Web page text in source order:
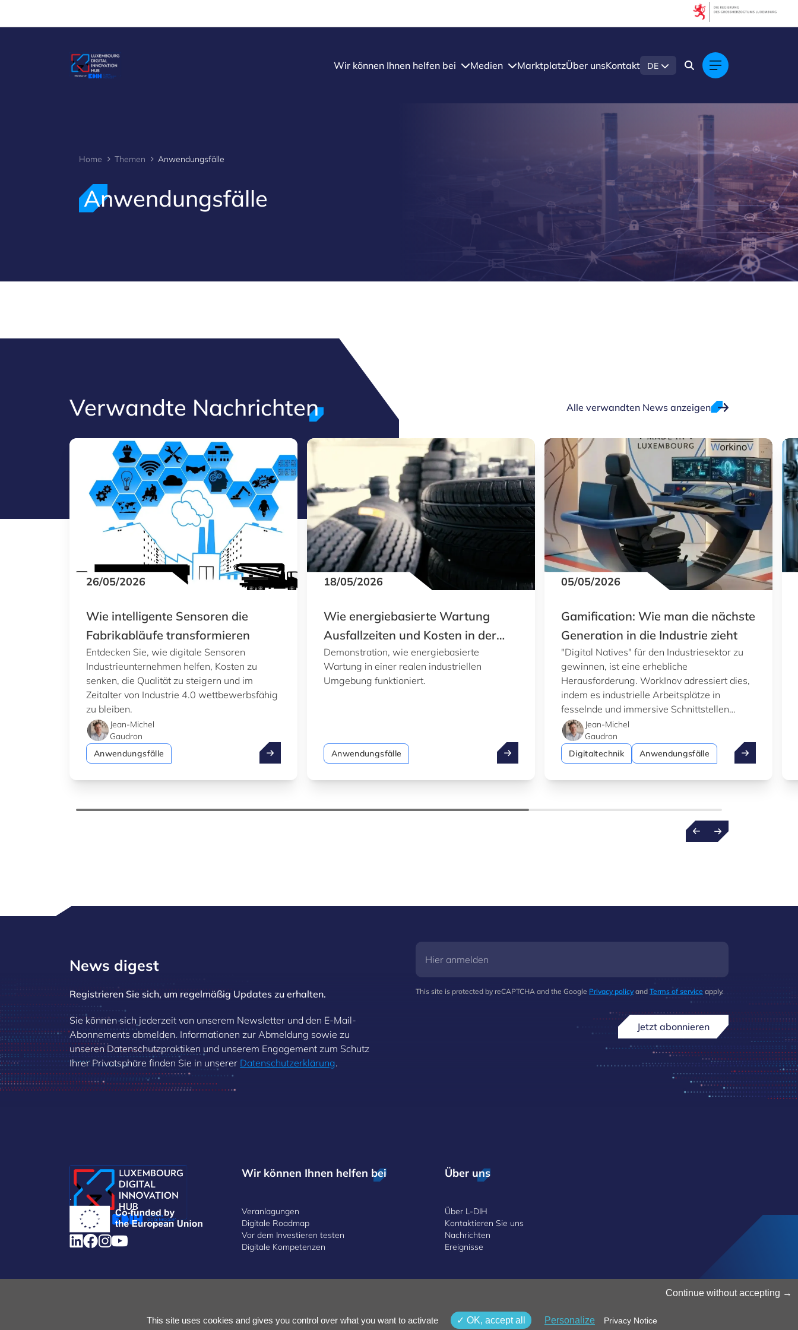
Wir können Ihnen helfen bei Medien MarktplatzÜber unsKontakt DE
Home Themen Anwendungsfälle
Anwendungsfälle
Verwandte Nachrichten Alle verwandten News anzeigen
26/05/2026
Wie intelligente Sensoren die
Fabrikabläufe transformieren
Entdecken Sie, wie digitale Sensoren
Industrieunternehmen helfen, Kosten zu
senken, die Qualität zu steigern und im
Zeitalter von Industrie 4.0 wettbewerbsfähig
zu bleiben.
Jean-Michel
Gaudron
Anwendungsfälle
Wie intelligente Sensoren die Fabrikabläufe transformieren
18/05/2026
Wie energiebasierte Wartung
Ausfallzeiten und Kosten in der
Reifenherstellung reduziert
Demonstration, wie energiebasierte
Wartung in einer realen industriellen
Umgebung funktioniert.
Anwendungsfälle Wie energiebasierte Wartung Ausfallzeiten und Kosten in der
05/05/2026
Gamification: Wie man die nächste
Generation in die Industrie zieht
"Digital Natives" für den Industriesektor zu
gewinnen, ist eine erhebliche
Herausforderung. WorkInov adressiert dies,
indem es industrielle Arbeitsplätze in
fesselnde und immersive Schnittstellen
verwandelt.
Jean-Michel
Gaudron
Digitaltechnik
Anwendungsfälle Gamification:
News digest
Registrieren Sie sich, um regelmäßig Updates zu erhalten.
Sie können sich jederzeit von unserem Newsletter und den E-Mail-
Abonnements abmelden. Informationen zur Abmeldung sowie zu
unseren Datenschutzpraktiken und unserem Engagement zum Schutz
Ihrer Privatsphäre finden Sie in unserer Datenschutzerklärung.
This site is protected by reCAPTCHA and the Google Privacy policy and Terms of service apply.
Jetzt abonnieren
.
Wir können Ihnen helfen bei
Veranlagungen
Digitale Roadmap
Vor dem Investieren testen
Digitale Kompetenzen
Über uns
Über L-DIH
Kontaktieren Sie uns
Nachrichten
Ereignisse
Continue without accepting
This site uses cookies and gives you control over what you want to activate OK, accept all Personalize Privacy Notice